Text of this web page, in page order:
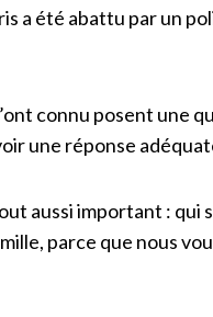
a été abattu par un
connu posent une
une réponse
aussi important : qui
parce que nous